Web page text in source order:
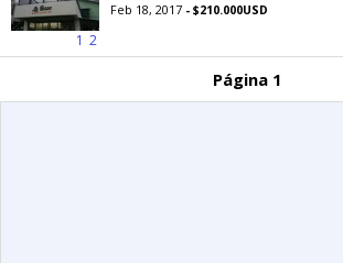
1 2
Feb 18, 2017 - $210.000USD
Página 1